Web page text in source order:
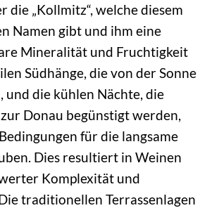
die „Kollmitz“, welche diesem
Namen gibt und ihm eine
Mineralität und Fruchtigkeit
Südhänge, die von der Sonne
und die kühlen Nächte, die
Donau begünstigt werden,
für die langsame
Dies resultiert in Weinen
Komplexität und
traditionellen Terrassenlagen